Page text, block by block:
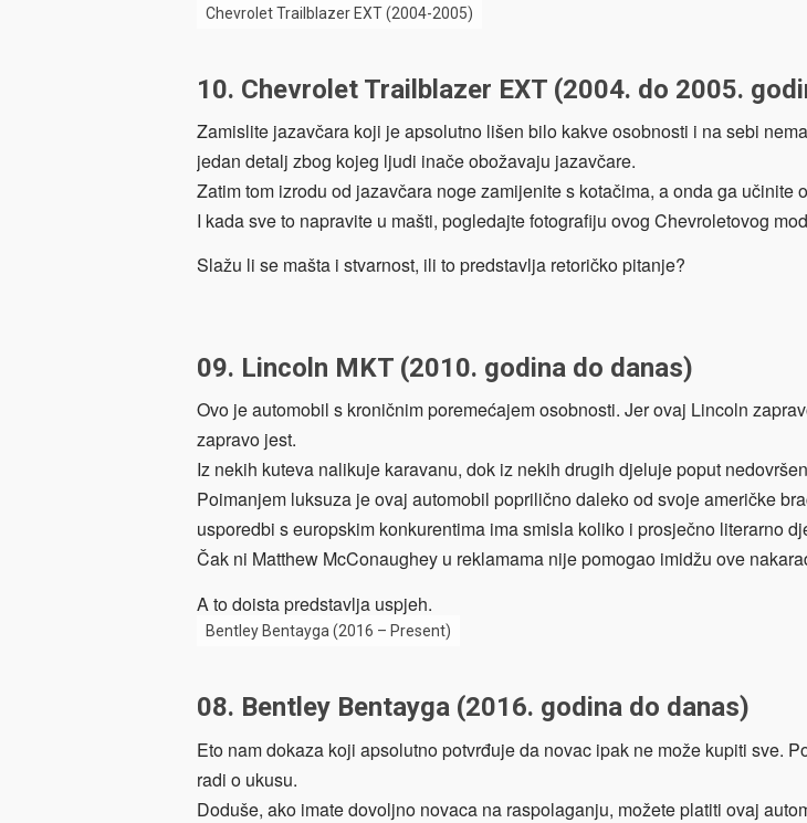
Chevrolet Trailblazer EXT (2004-2005)
10. Chevrolet Trailblazer EXT (2004. do 2005.
Zamislite jazavčara koji je apsolutno lišen bilo kakve osobnosti i na sebi
jedan detalj zbog kojeg ljudi inače obožavaju jazavčare.
Zatim tom izrodu od jazavčara noge zamijenite s kotačima, a onda ga učinite
I kada sve to napravite u mašti, pogledajte fotografiju ovog Chevroletovog
Slažu li se mašta i stvarnost, ili to predstavlja retoričko pitanje?
09. Lincoln MKT (2010. godina do danas)
Ovo je automobil s kroničnim poremećajem osobnosti. Jer ovaj Lincoln
zapravo jest.
Iz nekih kuteva nalikuje karavanu, dok iz nekih drugih djeluje poput
Poimanjem luksuza je ovaj automobil poprilično daleko od svoje američke
usporedbi s europskim konkurentima ima smisla koliko i prosječno literarno
Čak ni Matthew McConaughey u reklamama nije pomogao imidžu ove
A to doista predstavlja uspjeh.
Bentley Bentayga (2016 – Present)
08. Bentley Bentayga (2016. godina do danas)
Eto nam dokaza koji apsolutno potvrđuje da novac ipak ne može kupiti sve.
radi o ukusu.
Doduše, ako imate dovoljno novaca na raspolaganju, možete platiti ovaj